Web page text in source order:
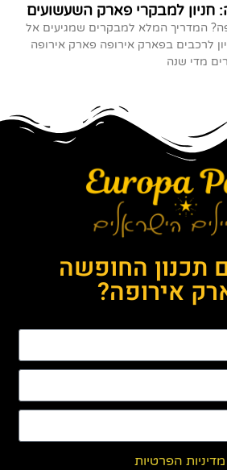
חניון למבקרי פארק השעשועים
המדריך המלא למבקרים שמגיעים אל
לרכבים בפארק אירופה פארק אירופה
מדי שנה
תכנון החופשה
אירופה?
מדיניות הפרטיות